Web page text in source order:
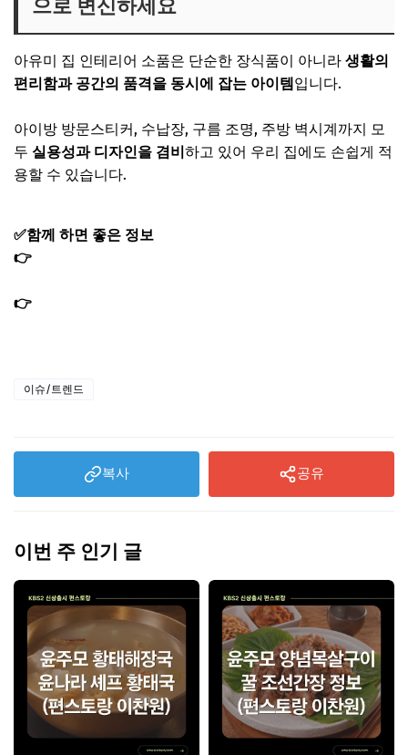
으로 변신하세요
아유미 집 인테리어 소품은 단순한 장식품이 아니라 생활의
편리함과 공간의 품격을 동시에 잡는 아이템입니다.
아이방 방문스티커, 수납장, 구름 조명, 주방 벽시계까지 모
두 실용성과 디자인을 겸비하고 있어 우리 집에도 손쉽게 적
용할 수 있습니다.
✅함께 하면 좋은 정보
👉
👉
이슈/트렌드
복사 공유
이번 주 인기 글